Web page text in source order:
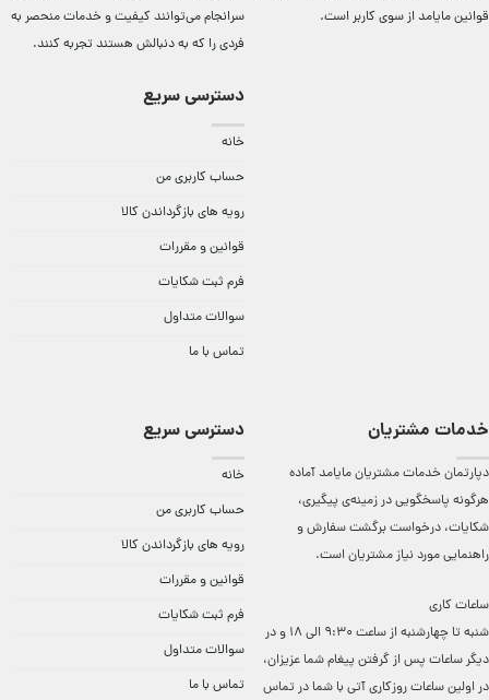
قوانین مایامداز سوی کاربر است.
سرانجام می‌توانند کيفيت و خدمات منحصر به
فردی را که به دنبالش هستند تجربه کنند.
دسترسی سریع
خانه
حساب کاربری من
رویه های بازگرداندن کالا
قوانین و مقررات
فرم ثبت شکایات
سوالات متداول
تماس با ما
خدمات مشتریان
دپارتمان خدمات مشتریان مایامد آماده
هرگونه پاسخگویی در زمینه‌ی پیگیری،
شکایات، درخواست برگشت سفارش و
راهنمایی مورد نیاز مشتریان است.
ساعات کاری
شنبه تا چهارشنبه از ساعت 9:30 الی 18 و در
دیگر ساعات ‌پس از گرفتن پیغام شما عزیزان،
در اولین ساعات روزکاری آتی با شما در تماس
دسترسی سریع
خانه
حساب کاربری من
رویه های بازگرداندن کالا
قوانین و مقررات
فرم ثبت شکایات
سوالات متداول
تماس با ما